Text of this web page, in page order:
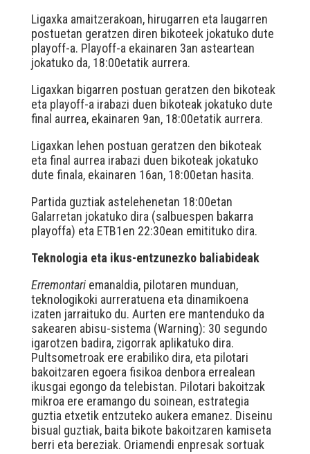
Ligaxka amaitzerakoan, hirugarren eta laugarren
postuetan geratzen diren bikoteek jokatuko dute
playoff-a. Playoff-a ekainaren 3an asteartean
jokatuko da, 18:00etatik aurrera.
Ligaxkan bigarren postuan geratzen den bikoteak
eta playoff-a irabazi duen bikoteak jokatuko dute
final aurrea, ekainaren 9an, 18:00etatik aurrera.
Ligaxkan lehen postuan geratzen den bikoteak
eta final aurrea irabazi duen bikoteak jokatuko
dute finala, ekainaren 16an, 18:00etan hasita.
Partida guztiak astelehenetan 18:00etan
Galarretan jokatuko dira (salbuespen bakarra
playoffa) eta ETB1en 22:30ean emitituko dira.
Teknologia eta ikus-entzunezko baliabideak
Erremontariemanaldia, pilotaren munduan,
teknologikoki aurreratuena eta dinamikoena
izaten jarraituko du. Aurten ere mantenduko da
sakearen abisu-sistema (Warning): 30 segundo
igarotzen badira, zigorrak aplikatuko dira.
Pultsometroak ere erabiliko dira, eta pilotari
bakoitzaren egoera fisikoa denbora errealean
ikusgai egongo da telebistan. Pilotari bakoitzak
mikroa ere eramango du soinean, estrategia
guztia etxetik entzuteko aukera emanez. Diseinu
bisual guztiak, baita bikote bakoitzaren kamiseta
berri eta bereziak. Oriamendi enpresak sortuak